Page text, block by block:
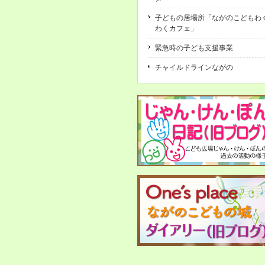
子どもの居場所「ながのこどもわ
わくカフェ」
緊急時の子ども支援事業
チャイルドラインながの